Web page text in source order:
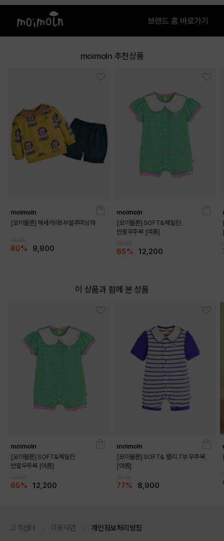
moimoln 추천상품
moimoln
[모이몰른] 헤세카라5부블루머상하
80% 9,800
moimoln
[모이몰른] SOFT&메릴린
반팔우주복 [여름]
65% 12,200
이 상품과 함께 본 상품
moimoln
[모이몰른] SOFT&메릴린
반팔우주복 [여름]
65% 12,200
moimoln
[모이몰른] SOFT& 랠리 7부 우주복
[여름]
77% 8,900
고객센터 이용약관 개인정보처리방침